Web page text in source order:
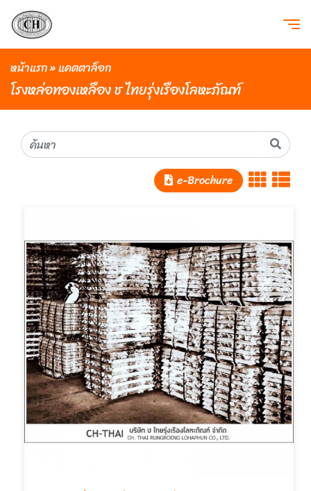
หน้าแรก»แคตตาล็อก
โรงหล่อทองเหลือง ช ไทยรุ่งเรืองโลหะภัณฑ์
e-Brochure